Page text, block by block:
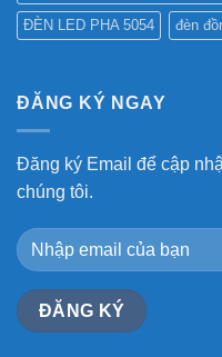
ĐÈN LED PHA 5054 đèn
ĐĂNG KÝ NGAY
Đăng ký Email để cập
chúng tôi.